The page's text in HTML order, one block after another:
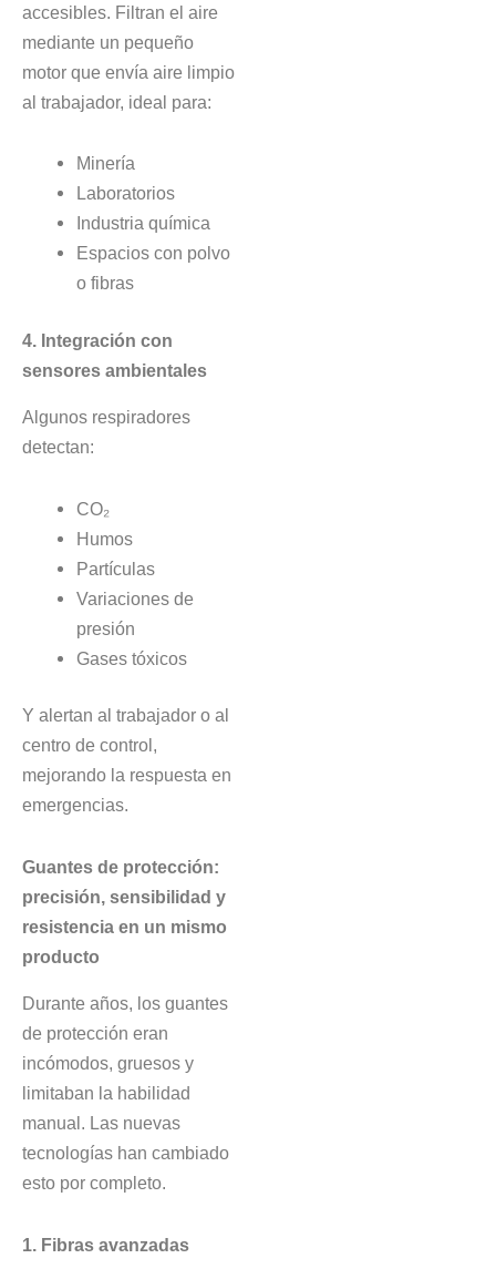
accesibles. Filtran el aire
mediante un pequeño
motor que envía aire limpio
al trabajador, ideal para:
Minería
Laboratorios
Industria química
Espacios con polvo
o fibras
4. Integración con
sensores ambientales
Algunos respiradores
detectan:
CO₂
Humos
Partículas
Variaciones de
presión
Gases tóxicos
Y alertan al trabajador o al
centro de control,
mejorando la respuesta en
emergencias.
Guantes de protección:
precisión, sensibilidad y
resistencia en un mismo
producto
Durante años, los guantes
de protección eran
incómodos, gruesos y
limitaban la habilidad
manual. Las nuevas
tecnologías han cambiado
esto por completo.
1. Fibras avanzadas